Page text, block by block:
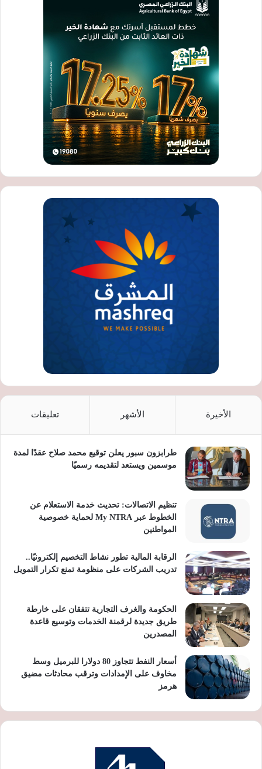
الأخيرة الأشهر تعليقات
طرابزون سبور يعلن توقيع محمد صلاح عقدًا لمدة
موسمين ويستعد لتقديمه رسميًا
تنظيم الاتصالات: تحديث خدمة الاستعلام عن
الخطوط عبر My NTRA لحماية خصوصية
المواطنين
الرقابة المالية تطور نشاط التخصيم إلكترونيًا..
تدريب الشركات على منظومة تمنع تكرار التمويل
الحكومة والغرف التجارية تتفقان على خارطة
طريق جديدة لرقمنة الخدمات وتوسيع قاعدة
المصدرين
أسعار النفط تتجاوز 80 دولارا للبرميل وسط
مخاوف على الإمدادات وترقب محادثات مضيق
هرمز